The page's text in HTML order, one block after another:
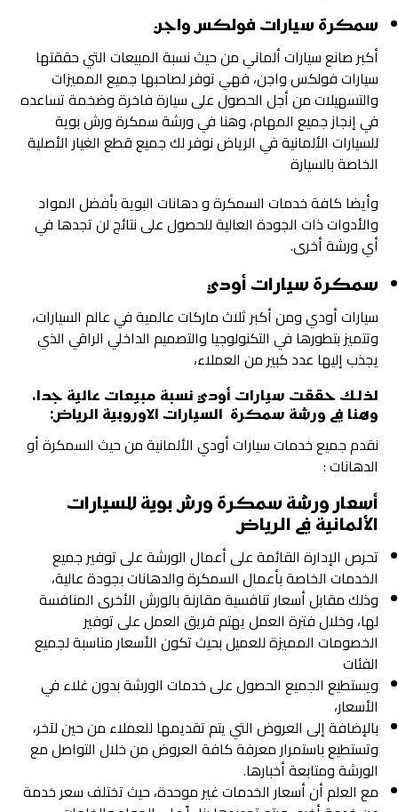
سمكرة سيارات فولكس واجن
أكبر صانع سيارات ألماني من حيث نسبة المبيعات التي حققتها
سيارات فولكس واجن، فهي توفر لصاحبها جميع المميزات
والتسهيلات من أجل الحصول على سيارة فاخرة وضخمة تساعده
في إنجاز جميع المهام، وهنا في ورشة سمكرة ورش بوية
للسيارات الألمانية في الرياض نوفر لك جميع قطع الغيار الأصلية
الخاصة بالسيارة
وأيضا كافة خدمات السمكرة و دهانات البوية بأفضل المواد
والأدوات ذات الجودة العالية للحصول على نتائج لن تجدها في
أي ورشة أخرى.
سمكرة سيارات أودي
سيارات أودي ومن أكبر ثلاث ماركات عالمية في عالم السيارات،
وتتميز بتطورها في التكنولوجيا والتصميم الداخلي الراقي الذي
يجذب إليها عدد كبير من العملاء،
لذلك حققت سيارات أودي نسبة مبيعات عالية جدا،
وهنا في ورشة سمكرة السيارات الاوروبية الرياض:
نقدم جميع خدمات سيارات أودي الألمانية من حيث السمكرة أو
الدهانات :
أسعار ورشة سمكرة ورش بوية للسيارات
الألمانية في الرياض
تحرص الإدارة القائمة على أعمال الورشة على توفير جميع
الخدمات الخاصة بأعمال السمكرة والدهانات بجودة عالية،
وذلك مقابل أسعار تنافسية مقارنة بالورش الأخرى المنافسة
لها، وخلال فترة العمل يهتم فريق العمل على توفير
الخصومات المميزة للعميل بحيث تكون الأسعار مناسبة لجميع
الفئات
ويستطيع الجميع الحصول على خدمات الورشة بدون غلاء في
الأسعار،
بالإضافة إلى العروض التي يتم تقديمها للعملاء من حين لآخر،
وتستطيع باستمرار معرفة كافة العروض من خلال التواصل مع
الورشة ومتابعة أخبارها.
مع العلم أن أسعار الخدمات غير موحدة، حيث تختلف سعر خدمة